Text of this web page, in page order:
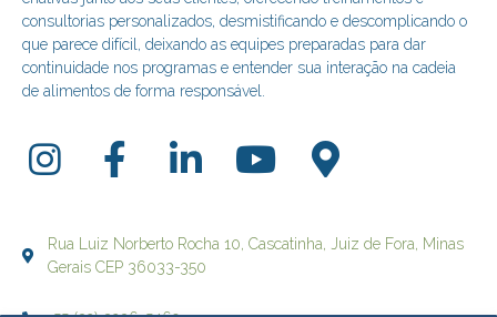
consultorias personalizados, desmistificando e descomplicando o
que parece difícil, deixando as equipes preparadas para dar
continuidade nos programas e entender sua interação na cadeia
de alimentos de forma responsável.
Rua Luiz Norberto Rocha 10, Cascatinha, Juiz de Fora, Minas
Gerais CEP 36033-350